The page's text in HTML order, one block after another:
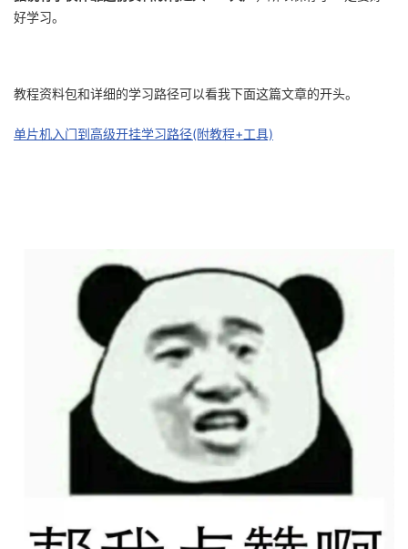
好学习。
教程资料包和详细的学习路径可以看我下面这篇文章的开头。
单片机入门到高级开挂学习路径(附教程+工具)